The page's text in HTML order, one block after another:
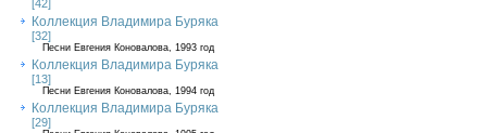
[42]
Коллекция Владимира Буряка
[32]
Песни Евгения Коновалова, 1993 год
Коллекция Владимира Буряка
[13]
Песни Евгения Коновалова, 1994 год
Коллекция Владимира Буряка
[29]